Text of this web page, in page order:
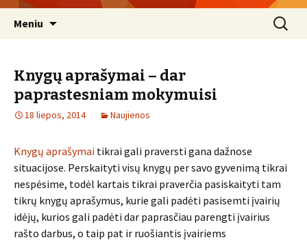
Meniu Ieškoti:
Knygų aprašymai – dar
paprastesniam mokymuisi
18 liepos, 2014 Naujienos
Knygų aprašymai tikrai gali praversti gana dažnose
situacijose. Perskaityti visų knygų per savo gyvenimą tikrai
nespėsime, todėl kartais tikrai praverčia pasiskaityti tam
tikrų knygų aprašymus, kurie gali padėti pasisemti įvairių
idėjų, kurios gali padėti dar paprasčiau parengti įvairius
rašto darbus, o taip pat ir ruošiantis įvairiems